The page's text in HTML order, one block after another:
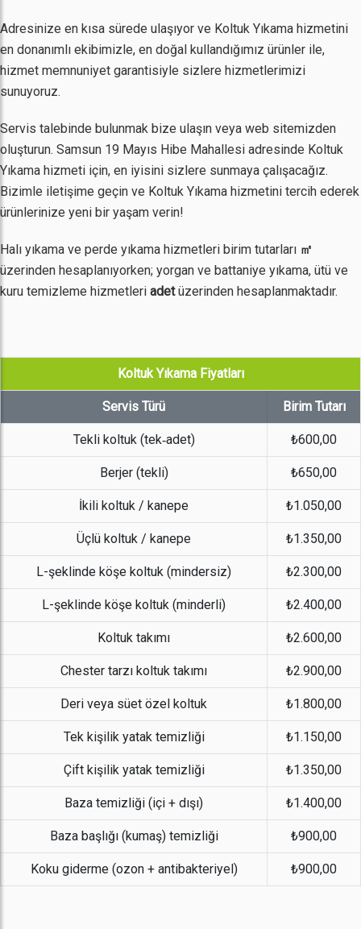
Adresinize en kısa sürede ulaşıyor ve Koltuk Yıkama hizmetini
en donanımlı ekibimizle, en doğal kullandığımız ürünler ile,
hizmet memnuniyet garantisiyle sizlere hizmetlerimizi
sunuyoruz.
Servis talebinde bulunmak bize ulaşın veya web sitemizden
oluşturun. Samsun 19 Mayıs Hibe Mahallesi adresinde Koltuk
Yıkama hizmeti için, en iyisini sizlere sunmaya çalışacağız.
Bizimle iletişime geçin ve Koltuk Yıkama hizmetini tercih ederek
ürünlerinize yeni bir yaşam verin!
Halı yıkama ve perde yıkama hizmetleri birim tutarları ㎡
üzerinden hesaplanıyorken; yorgan ve battaniye yıkama, ütü ve
kuru temizleme hizmetleri adetüzerinden hesaplanmaktadır.
Koltuk Yıkama Fiyatları
Servis Türü Birim Tutarı
Tekli koltuk (tek‐adet) ₺600,00
Berjer (tekli) ₺650,00
İkili koltuk / kanepe ₺1.050,00
Üçlü koltuk / kanepe ₺1.350,00
L-şeklinde köşe koltuk (mindersiz) ₺2.300,00
L-şeklinde köşe koltuk (minderli) ₺2.400,00
Koltuk takımı ₺2.600,00
Chester tarzı koltuk takımı ₺2.900,00
Deri veya süet özel koltuk ₺1.800,00
Tek kişilik yatak temizliği ₺1.150,00
Çift kişilik yatak temizliği ₺1.350,00
Baza temizliği (içi + dışı) ₺1.400,00
Baza başlığı (kumaş) temizliği ₺900,00
Koku giderme (ozon + antibakteriyel) ₺900,00